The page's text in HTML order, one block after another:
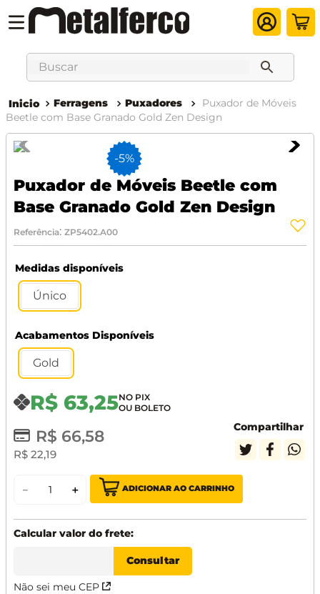
Buscar
Ferragens Puxadores
Puxador de Móveis
Beetle com Base Granado Gold Zen Design
-5%
Puxador de Móveis Beetle com
Base Granado Gold Zen Design
Referência: ZP5402.A00
Medidas disponíveis
Único
Acabamentos Disponíveis
Gold
R$ 63,25
R$ 66,58
R$ 22,19
Compartilhar
＋
－ ADICIONAR AO CARRINHO
Não sei meu CEP